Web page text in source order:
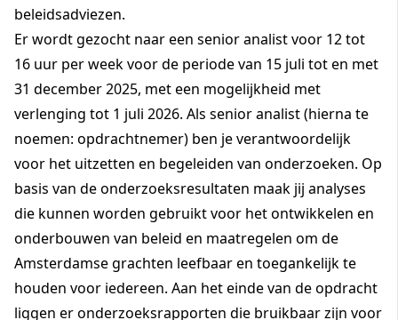
beleidsadviezen.
Er wordt gezocht naar een senior analist voor 12 tot
16 uur per week voor de periode van 15 juli tot en met
31 december 2025, met een mogelijkheid met
verlenging tot 1 juli 2026. Als senior analist (hierna te
noemen: opdrachtnemer) ben je verantwoordelijk
voor het uitzetten en begeleiden van onderzoeken. Op
basis van de onderzoeksresultaten maak jij analyses
die kunnen worden gebruikt voor het ontwikkelen en
onderbouwen van beleid en maatregelen om de
Amsterdamse grachten leefbaar en toegankelijk te
houden voor iedereen. Aan het einde van de opdracht
liggen er onderzoeksrapporten die bruikbaar zijn voor